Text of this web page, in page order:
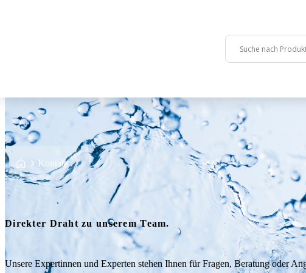
Zurück
Service
Servicebereitschaft
Gebrauchte Anlagen
Zurück
Technologie
HT Servo-Jet 4000
HTRS HT Recycling System H2O Re-use
HT Power
Zurück
Über uns
HT Team
Startseite
>
Kontakt
Direkter Draht zu unserem Team.
Unsere Expertinnen und Experten stehen Ihnen für Fragen, Beratung oder